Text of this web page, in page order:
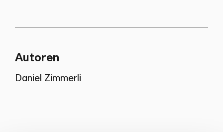
Autoren
Daniel Zimmerli